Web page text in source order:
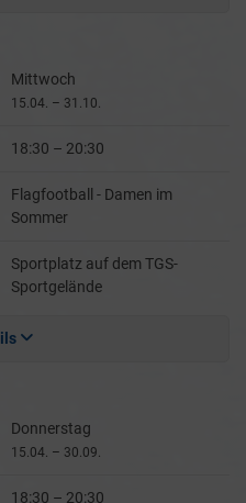
Mittwoch
15.04. – 31.10.
18:30 – 20:30
Flagfootball - Damen im
Sommer
Sportplatz auf dem TGS-
Sportgelände
Donnerstag
15.04. – 30.09.
18:30 – 20:30